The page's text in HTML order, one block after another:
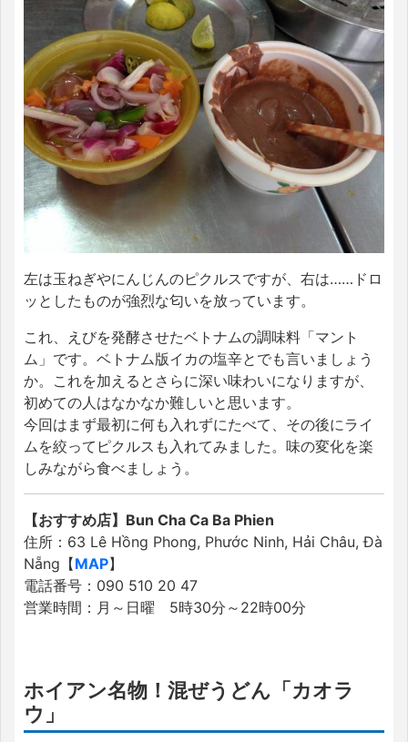
左は玉ねぎやにんじんのピクルスですが、右は……ドロ
ッとしたものが強烈な匂いを放っています。
これ、えびを発酵させたベトナムの調味料「マント
ム」です。ベトナム版イカの塩辛とでも言いましょう
か。これを加えるとさらに深い味わいになりますが、
初めての人はなかなか難しいと思います。
今回はまず最初に何も入れずにたべて、その後にライ
ムを絞ってピクルスも入れてみました。味の変化を楽
しみながら食べましょう。
【おすすめ店】Bun Cha Ca Ba Phien
住所：63 Lê Hồng Phong, Phước Ninh, Hải Châu, Đà
Nẵng【MAP】
電話番号：090 510 20 47
営業時間：月～日曜 5時30分～22時00分
ホイアン名物！混ぜうどん「カオラ
ウ」